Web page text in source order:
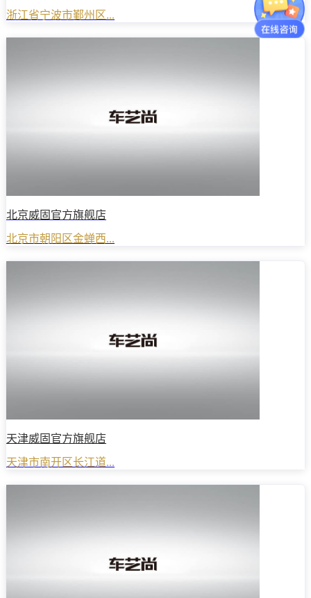
浙江省宁波市鄞州区...
北京威固官方旗舰店
北京市朝阳区金蝉西...
天津威固官方旗舰店
天津市南开区长江道...